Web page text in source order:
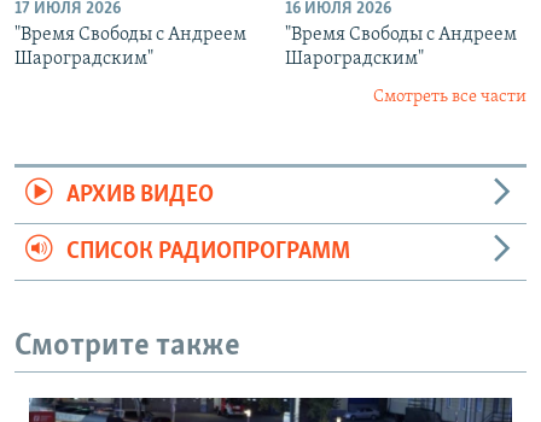
17 ИЮЛЯ 2026
"Время Свободы с Андреем
Шароградским"
16 ИЮЛЯ 2026
"Время Свободы с Андреем
Шароградским"
Смотреть все части
АРХИВ ВИДЕО
СПИСОК РАДИОПРОГРАММ
Смотрите также